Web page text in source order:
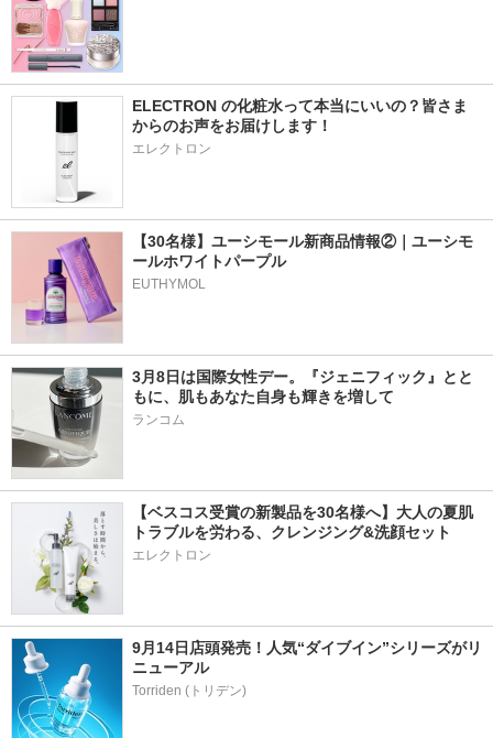
ELECTRON の化粧水って本当にいいの？皆さま
からのお声をお届けします！
エレクトロン
【30名様】ユーシモール新商品情報②｜ユーシモ
ールホワイトパープル
EUTHYMOL
3月8日は国際女性デー。『ジェニフィック』とと
もに、肌もあなた自身も輝きを増して
ランコム
【ベスコス受賞の新製品を30名様へ】大人の夏肌
トラブルを労わる、クレンジング&洗顔セット
エレクトロン
9月14日店頭発売！人気“ダイブイン”シリーズがリ
ニューアル